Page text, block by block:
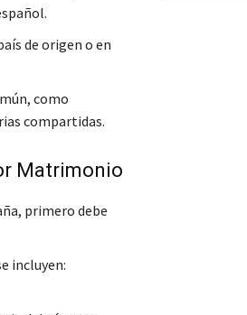
de origen o en
como
compartidas.
Matrimonio
primero debe
incluyen: